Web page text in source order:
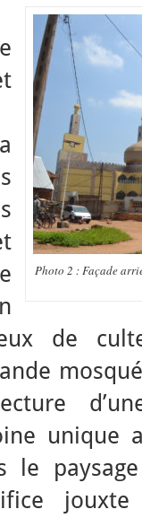
Photo 2 : Façade
de
unique
le